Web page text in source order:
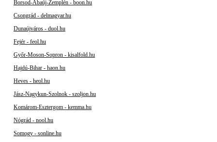
Borsod-Abaúj-Zemplén - boon.hu
Csongrád - delmagyar.hu
Dunaújváros - duol.hu
Fejér - feol.hu
Győr-Moson-Sopron - kisalfold.hu
Hajdú-Bihar - haon.hu
Heves - heol.hu
Jász-Nagykun-Szolnok - szoljon.hu
Komárom-Esztergom - kemma.hu
Nógrád - nool.hu
Somogy - sonline.hu